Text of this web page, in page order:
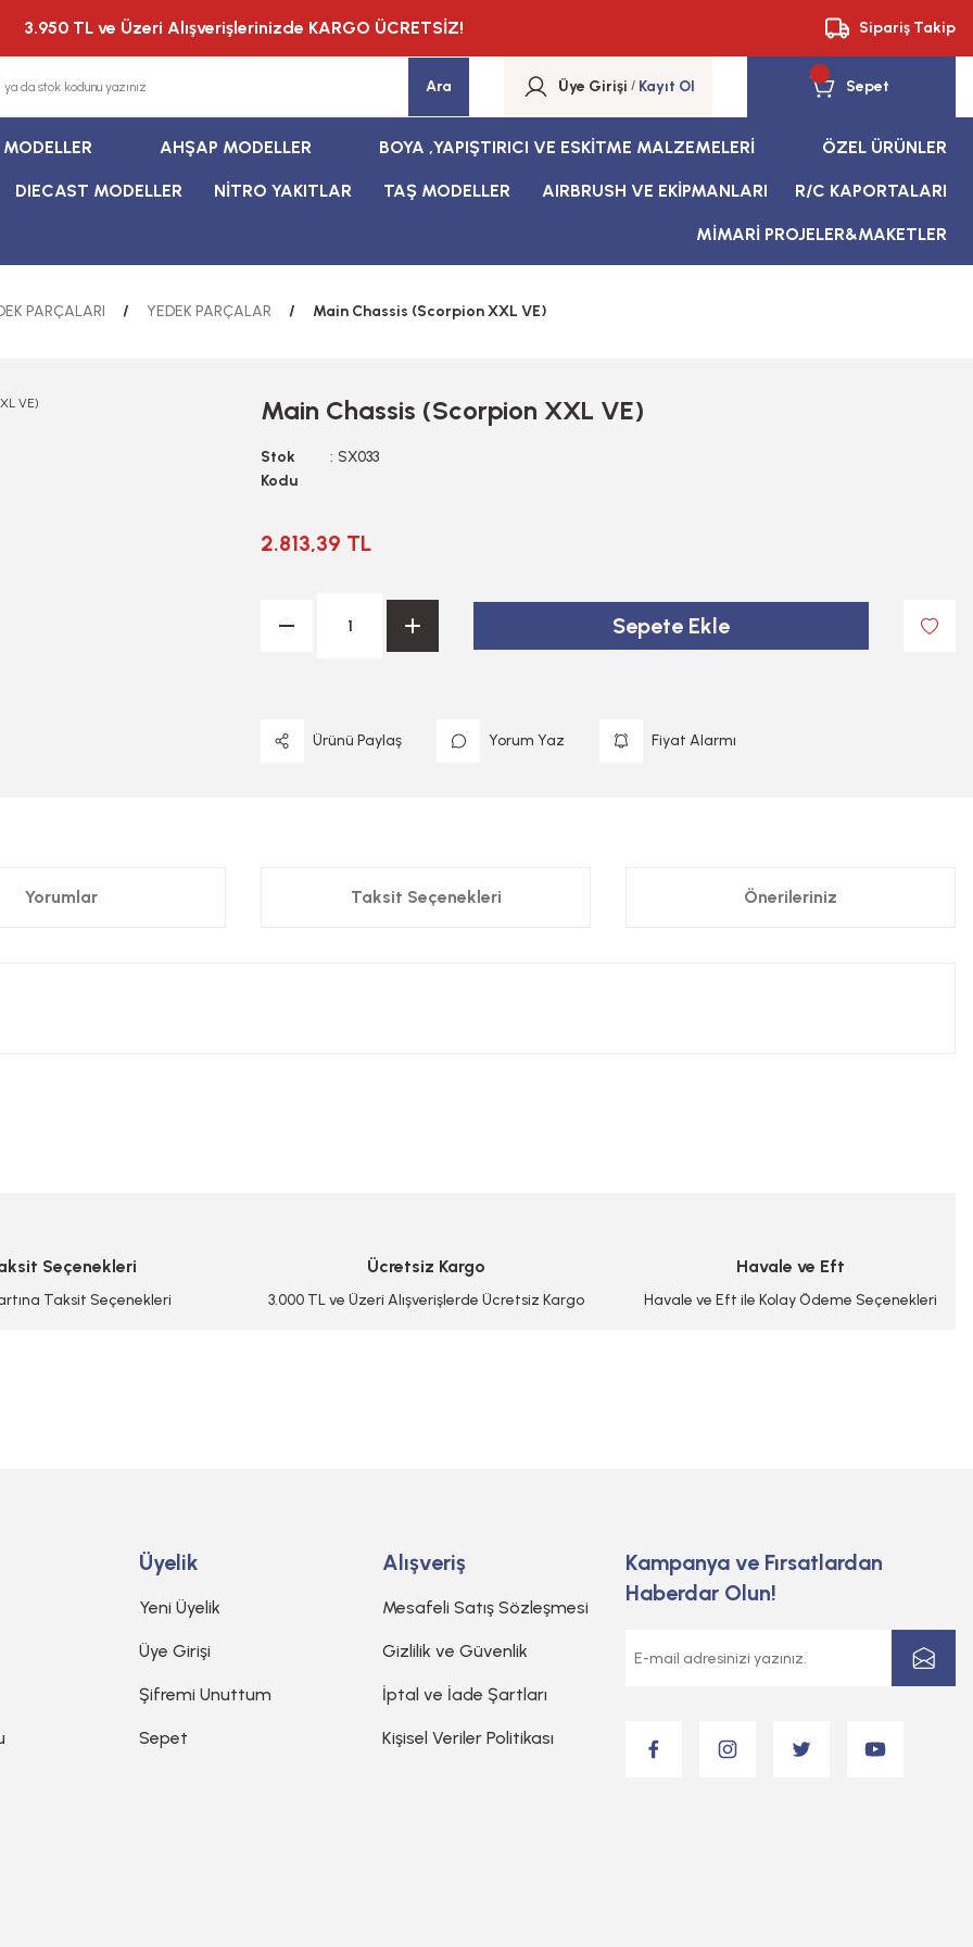
3.950 TL ve Üzeri Alışverişlerinizde KARGO ÜCRETSİZ! Sipariş Takip
Ara Üye Girişi / Kayıt Ol Sepet
AHŞAP MODELLER BOYA ,YAPIŞTIRICI VE ESKİTME MALZEMELERİ ÖZEL ÜRÜNLER
DIECAST MODELLER NİTRO YAKITLAR TAŞ MODELLER AIRBRUSH VE EKİPMANLARI R/C KAPORTALARI
MİMARİ PROJELER&MAKETLER
PARÇALARI YEDEK PARÇALAR Main Chassis (Scorpion XXL VE)
Main Chassis (Scorpion XXL VE)
Stok
Kodu
SX033
2.813,39 TL
Sepete Ekle
Ürünü Paylaş Yorum Yaz Fiyat Alarmı
Yorumlar Taksit Seçenekleri Önerileriniz
Seçenekleri
Taksit Seçenekleri
Ücretsiz Kargo
3.000 TL ve Üzeri Alışverişlerde Ücretsiz Kargo
Havale ve Eft
Havale ve Eft ile Kolay Ödeme Seçenekleri
Üyelik
Yeni Üyelik
Üye Girişi
Şifremi Unuttum
Sepet
Alışveriş
Mesafeli Satış Sözleşmesi
Gizlilik ve Güvenlik
İptal ve İade Şartları
Kişisel Veriler Politikası
Kampanya ve Fırsatlardan
Haberdar Olun!